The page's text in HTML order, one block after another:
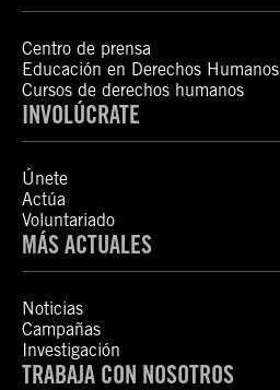
Centro de prensa
Educación en Derechos Humanos
Cursos de derechos humanos
INVOLÚCRATE
Únete
Actúa
Voluntariado
MÁS ACTUALES
Noticias
Campañas
Investigación
TRABAJA CON NOSOTROS